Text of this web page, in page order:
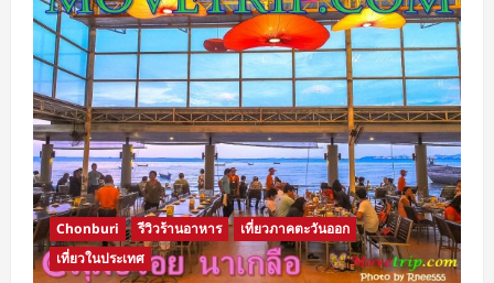
Chonburi รีวิวร้านอาหาร
เที่ยวภาคตะวันออก
เที่ยวในประเทศ